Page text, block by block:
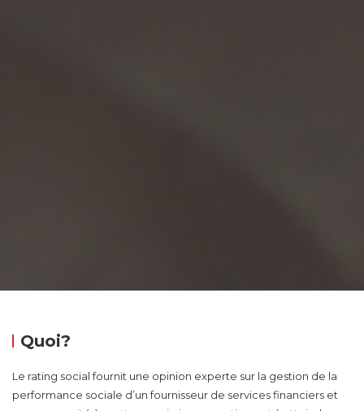
Quoi?
Le rating social fournit une opinion experte sur la gestion de la
performance sociale d’un fournisseur de services financiers et